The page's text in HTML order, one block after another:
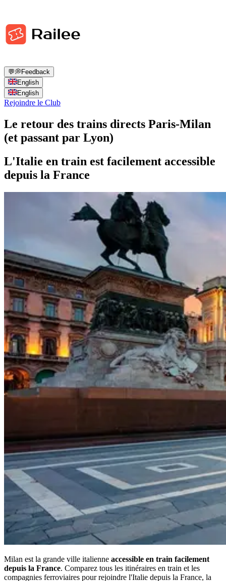
💬💭Feedback
English
English
Rejoindre le Club
Le retour des trains directs Paris-Milan
(et passant par Lyon)
L'Italie en train est facilement accessible
depuis la France
Milan est la grande ville italienne accessible en train facilement
depuis la France. Comparez tous les itinéraires en train et les
compagnies ferroviaires pour rejoindre l'Italie depuis la France, la